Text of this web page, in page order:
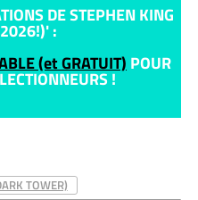
DE STEPHEN KING
:
(et GRATUIT) POUR
!
TOWER)